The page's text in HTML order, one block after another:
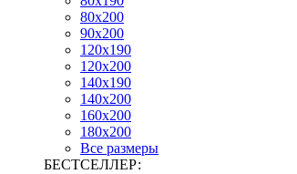
80х200
90х200
120х190
120х200
140х190
140х200
160х200
180х200
Все размеры
БЕСТСЕЛЛЕР: